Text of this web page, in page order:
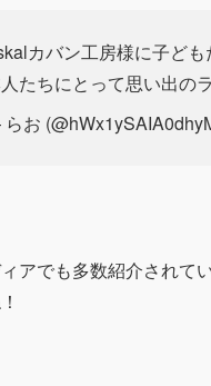
カバン工房様に子ども
たちにとって思い出の
お
アでも多数紹介されて